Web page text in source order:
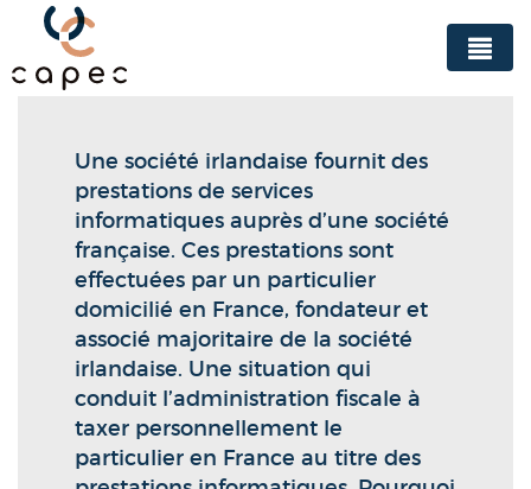
Panneau de gestion des cookies
Une société irlandaise fournit des
prestations de services
informatiques auprès d’une société
française. Ces prestations sont
effectuées par un particulier
domicilié en France, fondateur et
associé majoritaire de la société
irlandaise. Une situation qui
conduit l’administration fiscale à
taxer personnellement le
particulier en France au titre des